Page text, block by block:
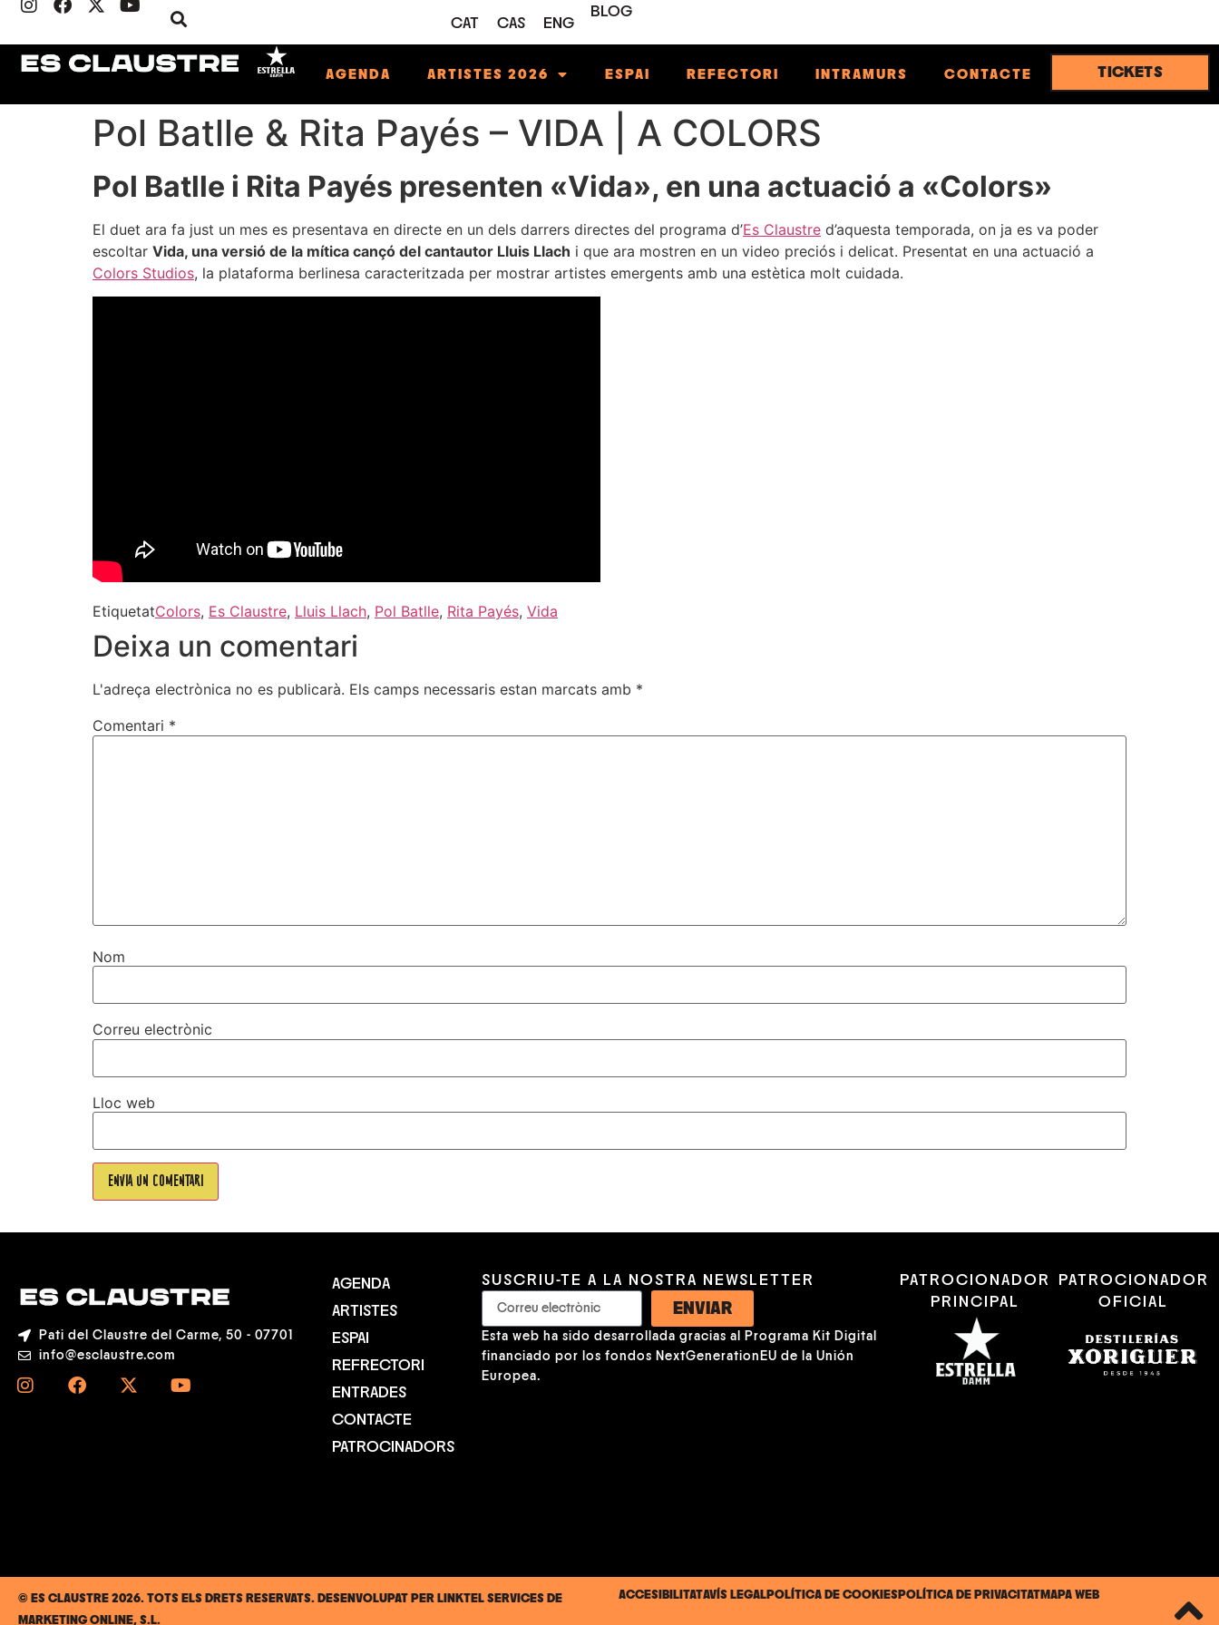
CAT CAS ENG
BLOG
AGENDA ARTISTES 2026 ESPAI REFECTORI INTRAMURS CONTACTE TICKETS
Pol Batlle & Rita Payés – VIDA | A COLORS
Pol Batlle i Rita Payés presenten «Vida», en una actuació a «Colors»
El duet ara fa just un mes es presentava en directe en un dels darrers directes del programa d’Es Claustre d’aquesta temporada, on ja es va poder
escoltar Vida, una versió de la mítica cançó del cantautor Lluis Llach i que ara mostren en un video preciós i delicat. Presentat en una actuació a
Colors Studios, la plataforma berlinesa caracteritzada per mostrar artistes emergents amb una estètica molt cuidada.
EtiquetatColors, Es Claustre, Lluis Llach, Pol Batlle, Rita Payés, Vida
Deixa un comentari
L'adreça electrònica no es publicarà. Els camps necessaris estan marcats amb *
Comentari *
Nom
Correu electrònic
Lloc web
Pati del Claustre del Carme, 50 - 07701
info@esclaustre.com
AGENDA
ARTISTES
ESPAI
REFRECTORI
ENTRADES
CONTACTE
PATROCINADORS
SUSCRIU-TE A LA NOSTRA NEWSLETTER
ENVIAR
Esta web ha sido desarrollada gracias al Programa Kit Digital
financiado por los fondos NextGenerationEU de la Unión
Europea.
PATROCIONADOR
PRINCIPAL
PATROCIONADOR
OFICIAL
© ES CLAUSTRE 2026. TOTS ELS DRETS RESERVATS. DESENVOLUPAT PER LINKTEL SERVICES DE
MARKETING ONLINE, S.L.
ACCESIBILITATAVÍS LEGAL POLÍTICA DE COOKIES POLÍTICA DE PRIVACITAT MAPA WEB